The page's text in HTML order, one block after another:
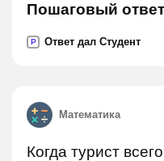
Пошаговый ответ
P Ответ дал Студент
Математика
Когда турист